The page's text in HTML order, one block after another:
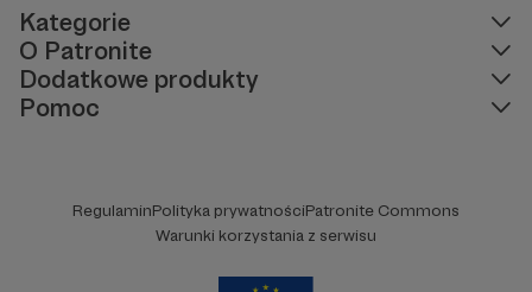
Kategorie
O Patronite
Dodatkowe produkty
Pomoc
RegulaminPolityka prywatnościPatronite Commons
Warunki korzystania z serwisu